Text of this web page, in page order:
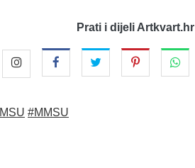
Prati i dijeli Artkvart.hr
#MMSU